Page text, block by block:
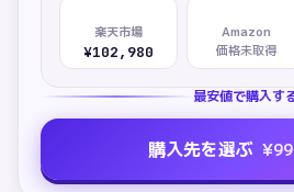
楽天市場
¥102,980
Amazon
価格未取得
最安値で購入す
購入先を選ぶ ¥